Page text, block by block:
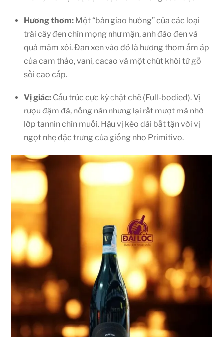
Hương thơm: Một “bản giao hưởng” của các loại
trái cây đen chín mọng như mận, anh đào đen và
quả mâm xôi. Đan xen vào đó là hương thơm ấm áp
của cam thảo, vani, cacao và một chút khói từ gỗ
sồi cao cấp.
Vị giác: Cấu trúc cực kỳ chặt chẽ (Full-bodied). Vị
rượu đậm đà, nồng nàn nhưng lại rất mượt mà nhờ
lớp tannin chín muồi. Hậu vị kéo dài bất tận với vị
ngọt nhẹ đặc trưng của giống nho Primitivo.